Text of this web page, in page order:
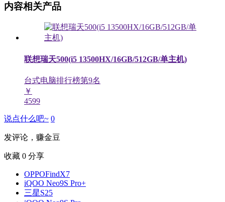
内容相关产品
联想瑞天500(i5 13500HX/16GB/512GB/单主机)
台式电脑排行榜第9名
￥
4599
说点什么吧~ 0
发评论，赚金豆
收藏 0 分享
OPPOFindX7
iQOO Neo9S Pro+
三星S25